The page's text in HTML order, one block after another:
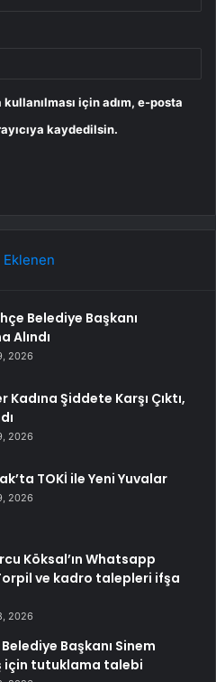
için adım, e-posta
kaydedilsin.
Eklenen
Belediye Başkanı
Alındı
2026
Kadına Şiddete Karşı Çıktı,
2026
TOKİ ile Yeni Yuvalar
2026
Köksal’ın Whatsapp
ve kadro talepleri ifşa
2026
Başkanı Sinem
için tutuklama talebi